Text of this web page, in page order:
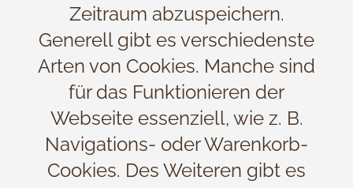
Zeitraum abzuspeichern.
Generell gibt es verschiedenste
Arten von Cookies. Manche sind
für das Funktionieren der
Webseite essenziell, wie z. B.
Navigations- oder Warenkorb-
Cookies. Des Weiteren gibt es